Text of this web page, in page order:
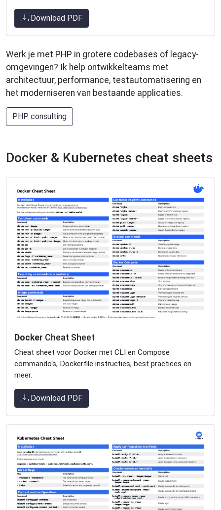
Download PDF
Werk je met PHP in grotere codebases of legacy-
omgevingen? Ik help ontwikkelteams met
architectuur, performance, testautomatisering en
het moderniseren van bestaande applicaties.
PHP consulting
Docker & Kubernetes cheat sheets
Docker Cheat Sheet
Cheat sheet voor Docker met CLI en Compose
commando's, Dockerfile instructies, best practices en
meer.
Download PDF